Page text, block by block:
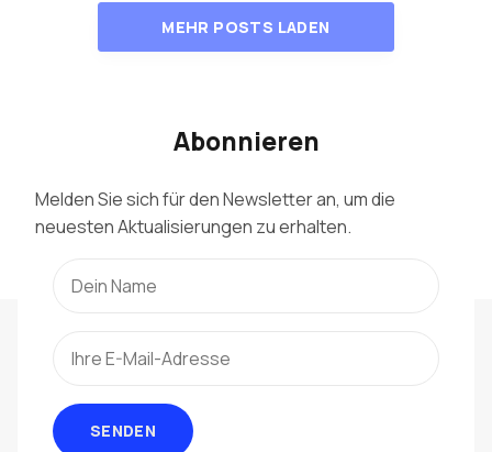
MEHR POSTS LADEN
Abonnieren
Melden Sie sich für den Newsletter an, um die
neuesten Aktualisierungen zu erhalten.
SENDEN